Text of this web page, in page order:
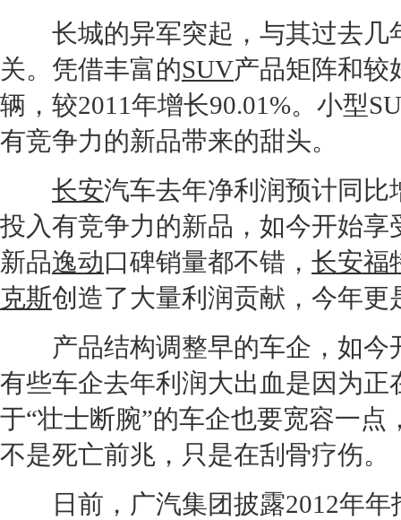
长城的异军突起，与其过去
关。凭借丰富的SUV产品矩阵和较
辆，较2011年增长90.01%。小型
有竞争力的新品带来的甜头。
长安汽车去年净利润预计同比
投入有竞争力的新品，如今开始享
新品逸动口碑销量都不错， 长安福
克斯创造了大量利润贡献，今年更
产品结构调整早的车企，如今
有些车企去年利润大出血是因为
于“壮士断腕”的车企也要宽容一
不是死亡前兆，只是在刮骨疗伤。
日前， 广汽集团披露2012年